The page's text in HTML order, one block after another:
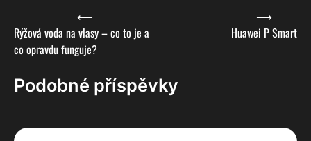
pro
příspěvek
⟵
Rýžová voda na vlasy – co to je a
co opravdu funguje?
Huawei P Smart
⟶
Podobné příspěvky